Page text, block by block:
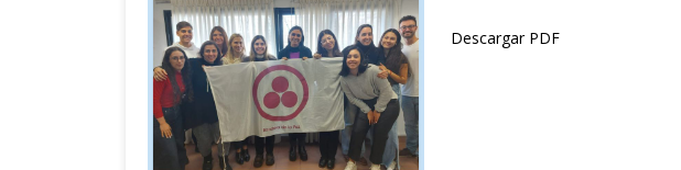
Descargar PDF